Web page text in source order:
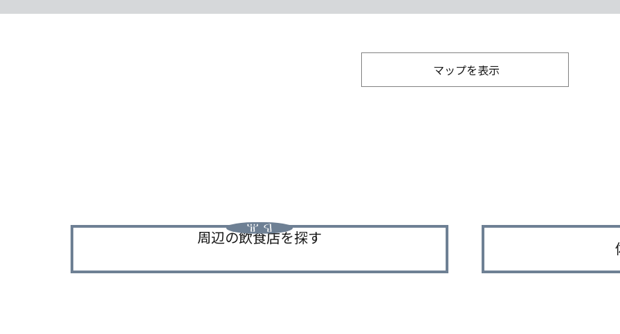
マップを表示
周辺の飲食店を探す